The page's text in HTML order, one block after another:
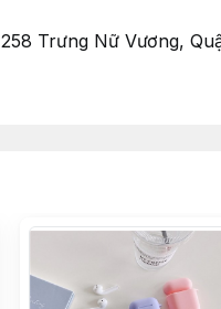
Trưng Nữ Vương,
Hải Châu, TP. Đà